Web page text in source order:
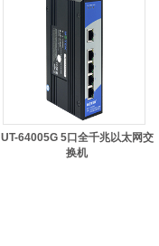
UT-64005G 5口全千兆以太网交
换机